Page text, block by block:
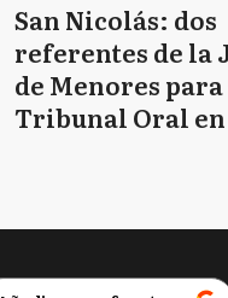
San Nicolás: dos
referentes de la
de Menores
Tribunal Oral